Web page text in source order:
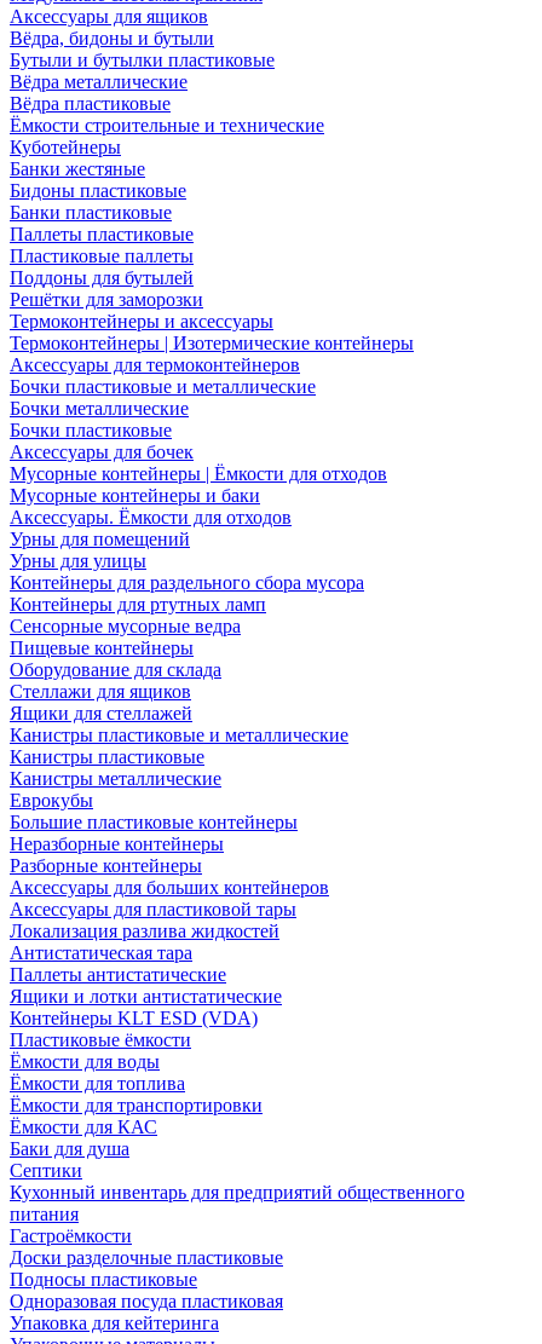
Аксессуары для ящиков
Вёдра, бидоны и бутыли
Бутыли и бутылки пластиковые
Вёдра металлические
Вёдра пластиковые
Ёмкости строительные и технические
Куботейнеры
Банки жестяные
Бидоны пластиковые
Банки пластиковые
Паллеты пластиковые
Пластиковые паллеты
Поддоны для бутылей
Решётки для заморозки
Термоконтейнеры и аксессуары
Термоконтейнеры | Изотермические контейнеры
Аксессуары для термоконтейнеров
Бочки пластиковые и металлические
Бочки металлические
Бочки пластиковые
Аксессуары для бочек
Мусорные контейнеры | Ёмкости для отходов
Мусорные контейнеры и баки
Аксессуары. Ёмкости для отходов
Урны для помещений
Урны для улицы
Контейнеры для раздельного сбора мусора
Контейнеры для ртутных ламп
Сенсорные мусорные ведра
Пищевые контейнеры
Оборудование для склада
Стеллажи для ящиков
Ящики для стеллажей
Канистры пластиковые и металлические
Канистры пластиковые
Канистры металлические
Еврокубы
Большие пластиковые контейнеры
Неразборные контейнеры
Разборные контейнеры
Аксессуары для больших контейнеров
Аксессуары для пластиковой тары
Локализация разлива жидкостей
Антистатическая тара
Паллеты антистатические
Ящики и лотки антистатические
Контейнеры KLT ESD (VDA)
Пластиковые ёмкости
Ёмкости для воды
Ёмкости для топлива
Ёмкости для транспортировки
Ёмкости для КАС
Баки для душа
Септики
Кухонный инвентарь для предприятий общественного
питания
Гастроёмкости
Доски разделочные пластиковые
Подносы пластиковые
Одноразовая посуда пластиковая
Упаковка для кейтеринга